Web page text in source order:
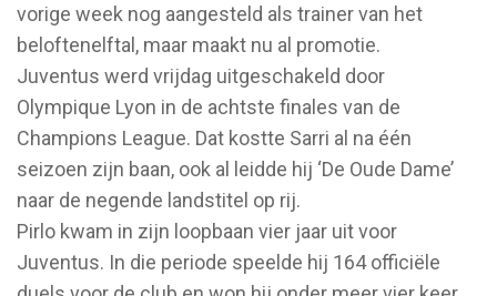
vorige week nog aangesteld als trainer van het
beloftenelftal, maar maakt nu al promotie.
Juventus werd vrijdag uitgeschakeld door
Olympique Lyon in de achtste finales van de
Champions League. Dat kostte Sarri al na één
seizoen zijn baan, ook al leidde hij ‘De Oude Dame’
naar de negende landstitel op rij.
Pirlo kwam in zijn loopbaan vier jaar uit voor
Juventus. In die periode speelde hij 164 officiële